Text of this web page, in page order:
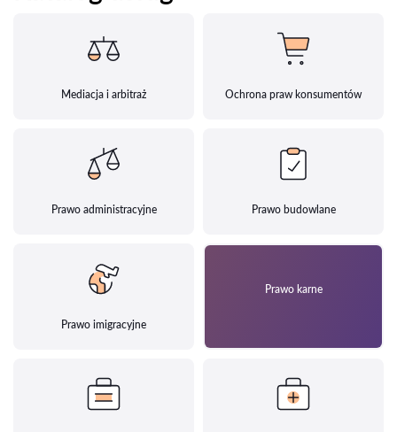
Mediacja i arbitraż Ochrona praw konsumentów
Prawo administracyjne Prawo budowlane
Prawo imigracyjne
Prawo karne